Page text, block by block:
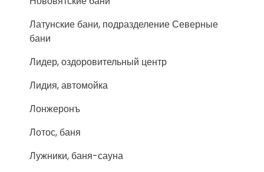
Латунские бани, подразделение Северные
бани
Лидер, оздоровительный центр
Лидия, автомойка
Лонжеронъ
Лотос, баня
Лужники, баня-сауна